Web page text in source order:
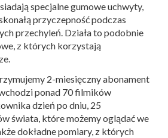
specjalne gumowe uchwyty,
przyczepność podczas
przechyleń. Działa to podobnie
z których korzystają
2-miesięczny abonament
ponad 70 filmików
dzień po dniu, 25
świata, które możemy oglądać we
dokładne pomiary, z których